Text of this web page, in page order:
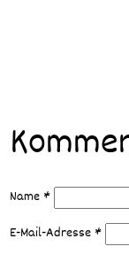
Name *
E-Mail-Adresse *